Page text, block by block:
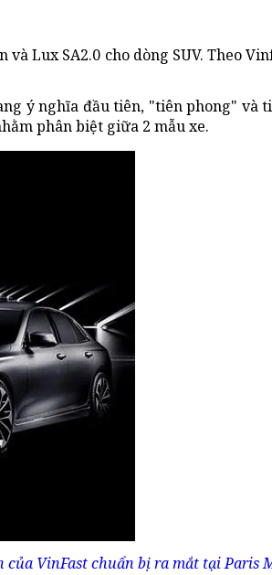
Lux SA2.0 cho dòng SUV. Theo
ý nghĩa đầu tiên, "tiên phong" và
phân biệt giữa 2 mẫu xe.
của VinFast chuẩn bị ra mắt tại Paris